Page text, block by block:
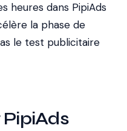
heures dans PipiAds
la phase de
le test publicitaire